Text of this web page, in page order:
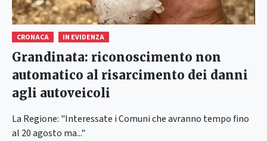
CRONACA IN EVIDENZA
Grandinata: riconoscimento non
automatico al risarcimento dei danni
agli autoveicoli
La Regione: "Interessate i Comuni che avranno tempo fino
al 20 agosto ma..."